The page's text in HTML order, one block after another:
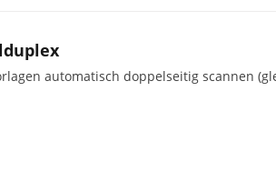
automatisch doppelseitig scannen